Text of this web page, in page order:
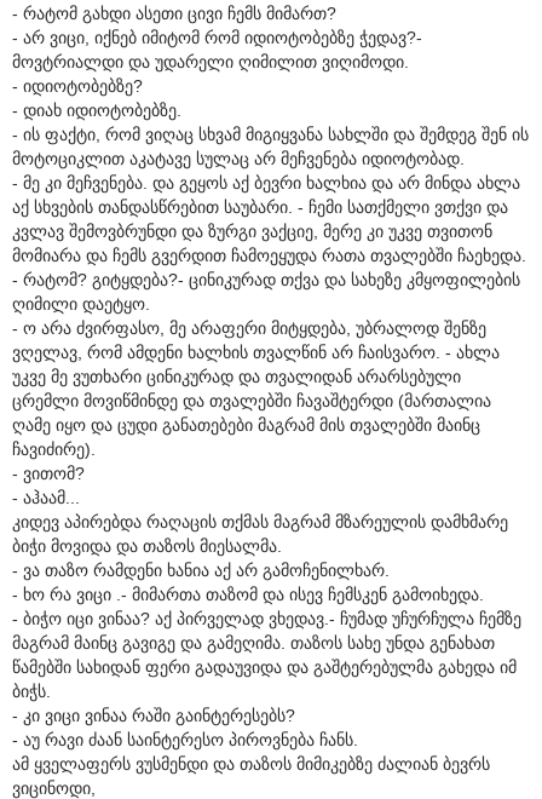
- რატომ გახდი ასეთი ცივი ჩემს მიმართ?
- არ ვიცი, იქნებ იმიტომ რომ იდიოტობებზე ჭედავ?-
მოვტრიალდი და უდარელი ღიმილით ვიღიმოდი.
- იდიოტობებზე?
- დიახ იდიოტობებზე.
- ის ფაქტი, რომ ვიღაც სხვამ მიგიყვანა სახლში და შემდეგ შენ ის
მოტოციკლით აკატავე სულაც არ მეჩვენება იდიოტობად.
- მე კი მეჩვენება. და გეყოს აქ ბევრი ხალხია და არ მინდა ახლა
აქ სხვების თანდასწრებით საუბარი. - ჩემი სათქმელი ვთქვი და
კვლავ შემოვბრუნდი და ზურგი ვაქციე, მერე კი უკვე თვითონ
მომიარა და ჩემს გვერდით ჩამოეყუდა რათა თვალებში ჩაეხედა.
- რატომ? გიტყდება?- ცინიკურად თქვა და სახეზე კმყოფილების
ღიმილი დაეტყო.
- ო არა ძვირფასო, მე არაფერი მიტყდება, უბრალოდ შენზე
ვღელავ, რომ ამდენი ხალხის თვალწინ არ ჩაისვარო. - ახლა
უკვე მე ვუთხარი ცინიკურად და თვალიდან არარსებული
ცრემლი მოვიწმინდე და თვალებში ჩავაშტერდი (მართალია
ღამე იყო და ცუდი განათებები მაგრამ მის თვალებში მაინც
ჩავიძირე).
- ვითომ?
- აჰაამ...
კიდევ აპირებდა რაღაცის თქმას მაგრამ მზარეულის დამხმარე
ბიჭი მოვიდა და თაზოს მიესალმა.
- ვა თაზო რამდენი ხანია აქ არ გამოჩენილხარ.
- ხო რა ვიცი .- მიმართა თაზომ და ისევ ჩემსკენ გამოიხედა.
- ბიჭო იცი ვინაა? აქ პირველად ვხედავ.- ჩუმად უჩურჩულა ჩემზე
მაგრამ მაინც გავიგე და გამეღიმა. თაზოს სახე უნდა გენახათ
წამებში სახიდან ფერი გადაუვიდა და გაშტერებულმა გახედა იმ
ბიჭს.
- კი ვიცი ვინაა რაში გაინტერესებს?
- აუ რავი ძაან საინტერესო პიროვნება ჩანს.
ამ ყველაფერს ვუსმენდი და თაზოს მიმიკებზე ძალიან ბევრს
ვიცინოდი,